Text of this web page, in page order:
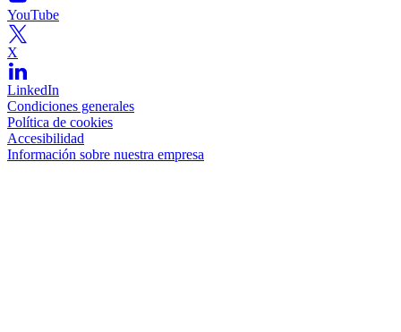
YouTube
X
LinkedIn
Condiciones generales
Política de cookies
Accesibilidad
Información sobre nuestra empresa